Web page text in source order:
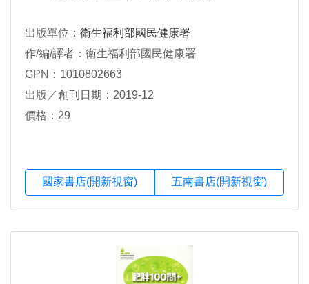
出版單位： 衛生福利部國民健康署
作/編/譯者：衛生福利部國民健康署
GPN：1010802663
出版／創刊日期：2019-12
價格：29
國家書店(開新視窗) 五南書店(開新視窗)